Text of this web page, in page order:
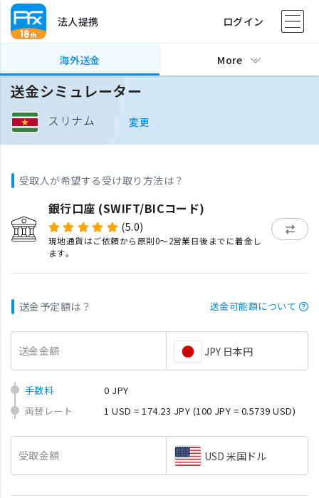
法人提携 ログイン
海外送金 More
送金シミュレーター
スリナム 変更
受取人が希望する受け取り方法は？
銀行口座 (SWIFT/BICコード)
(5.0)
現地通貨はご依頼から原則0〜2営業日後までに着金し
ます。
送金予定額は？ 送金可能額について
送金金額 JPY 日本円
手数料
0 JPY
両替レート
1 USD = 174.23 JPY (100 JPY = 0.5739 USD)
受取金額 USD 米国ドル